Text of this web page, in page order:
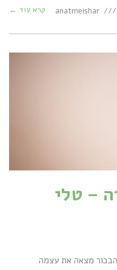
anatmeishar קרא עוד ←
– טלי
מצאה את עצמה